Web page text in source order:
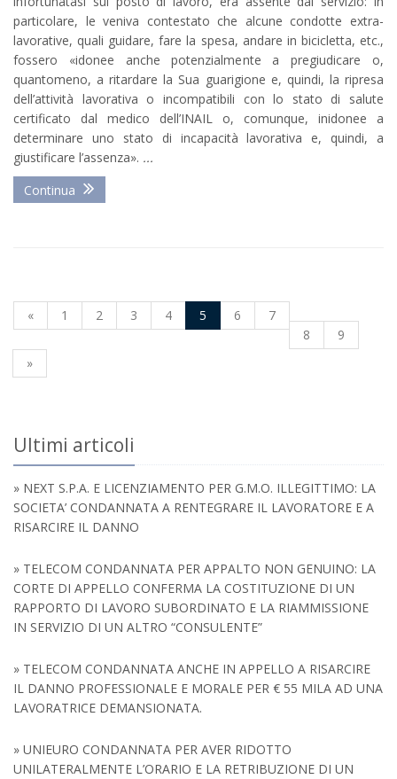
particolare, le veniva contestato che alcune condotte extra-
lavorative, quali guidare, fare la spesa, andare in bicicletta, etc.,
fossero «idonee anche potenzialmente a pregiudicare o,
quantomeno, a ritardare la Sua guarigione e, quindi, la ripresa
dell’attività lavorativa o incompatibili con lo stato di salute
certificato dal medico dell’INAIL o, comunque, inidonee a
determinare uno stato di incapacità lavorativa e, quindi, a
giustificare l’assenza». ...
Continua
« 1 2 3 4 5 6
7
8
9
»
Ultimi articoli
» NEXT S.P.A. E LICENZIAMENTO PER G.M.O. ILLEGITTIMO: LA
SOCIETA’ CONDANNATA A RENTEGRARE IL LAVORATORE E A
RISARCIRE IL DANNO
» TELECOM CONDANNATA PER APPALTO NON GENUINO: LA
CORTE DI APPELLO CONFERMA LA COSTITUZIONE DI UN
RAPPORTO DI LAVORO SUBORDINATO E LA RIAMMISSIONE
IN SERVIZIO DI UN ALTRO “CONSULENTE”
» TELECOM CONDANNATA ANCHE IN APPELLO A RISARCIRE
IL DANNO PROFESSIONALE E MORALE PER € 55 MILA AD UNA
LAVORATRICE DEMANSIONATA.
» UNIEURO CONDANNATA PER AVER RIDOTTO
UNILATERALMENTE L’ORARIO E LA RETRIBUZIONE DI UN